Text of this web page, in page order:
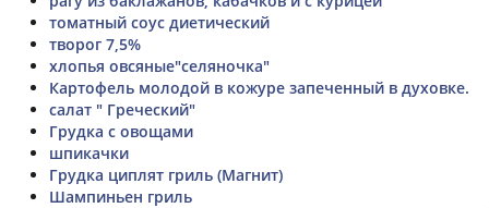
томатный соус диетический
творог 7,5%
хлопья овсяные"селяночка"
Картофель молодой в кожуре запеченный в духовке.
салат " Греческий"
Грудка с овощами
шпикачки
Грудка циплят гриль (Магнит)
Шампиньен гриль